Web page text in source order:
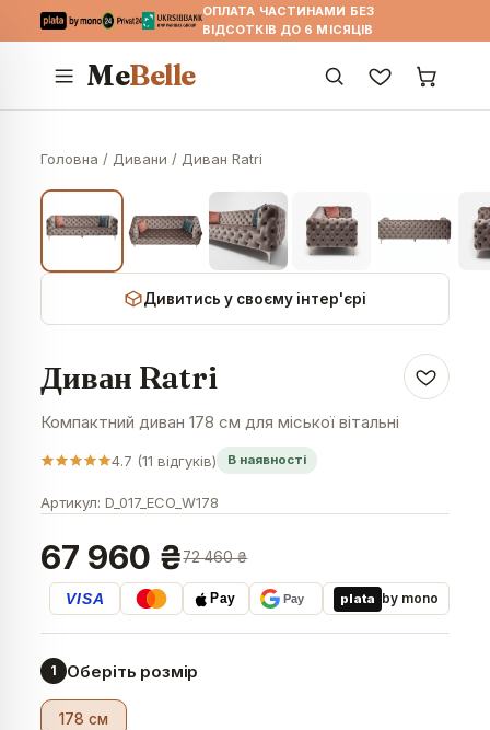
ОПЛАТА ЧАСТИНАМИ БЕЗ
ВІДСОТКІВ ДО 6 МІСЯЦІВ
MeBelle
Головна / Дивани / Диван Ratri
Дивитись у своєму інтер'єрі
Диван Ratri
Компактний диван 178 см для міської вітальні
4.7 (11 відгуків) В наявності
Артикул:D_017_ECO_W178
67 960 ₴72 460 ₴
VISA Pay Pay plata by mono
1 Оберіть розмір
178 см